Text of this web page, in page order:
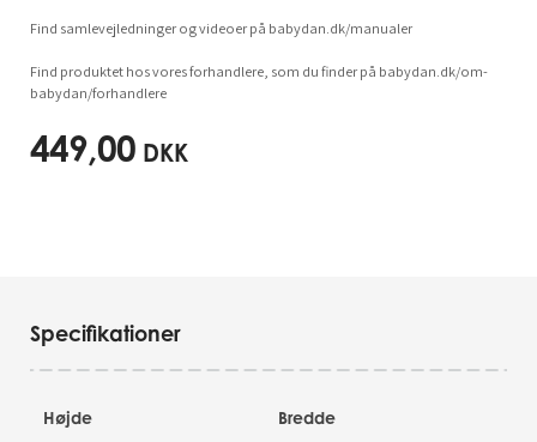
Find samlevejledninger og videoer på babydan.dk/manualer
Find produktet hos vores forhandlere, som du finder på babydan.dk/om-
babydan/forhandlere
449,00 DKK
Specifikationer
Højde Bredde